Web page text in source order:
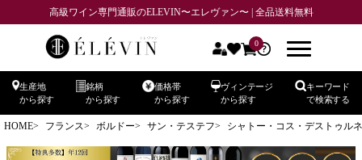
高級ワイン専門通販のELEVIN〜エレヴァン〜 | 全品送料無料
0
生産地
から探す
銘柄
から探す
価格帯
から探す
ヴィンテージ
から探す
キーワード
で検索する
HOME フランス ボルドー サン・テステフ シャトー・コス・デストゥル